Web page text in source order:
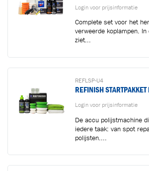
Login voor prijsinformatie
Complete set voor het
verweerde koplampen.
ziet...
REFLSP-U4
REFINISH
Login voor prijsinformatie
De accu polijstmachine
iedere taak: van spot
polijsten....
Toegevoegd aan